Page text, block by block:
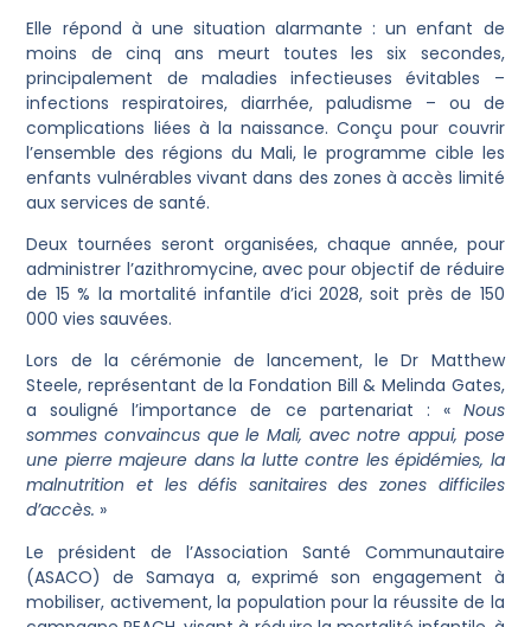
Elle répond à une situation alarmante : un enfant de
moins de cinq ans meurt toutes les six secondes,
principalement de maladies infectieuses évitables –
infections respiratoires, diarrhée, paludisme – ou de
complications liées à la naissance. Conçu pour couvrir
l’ensemble des régions du Mali, le programme cible les
enfants vulnérables vivant dans des zones à accès limité
aux services de santé.
Deux tournées seront organisées, chaque année, pour
administrer l’azithromycine, avec pour objectif de réduire
de 15 % la mortalité infantile d’ici 2028, soit près de 150
000 vies sauvées.
Lors de la cérémonie de lancement, le Dr Matthew
Steele, représentant de la Fondation Bill & Melinda Gates,
a souligné l’importance de ce partenariat : « Nous
sommes convaincus que le Mali, avec notre appui, pose
une pierre majeure dans la lutte contre les épidémies, la
malnutrition et les défis sanitaires des zones difficiles
d’accès. »
Le président de l’Association Santé Communautaire
(ASACO) de Samaya a, exprimé son engagement à
mobiliser, activement, la population pour la réussite de la